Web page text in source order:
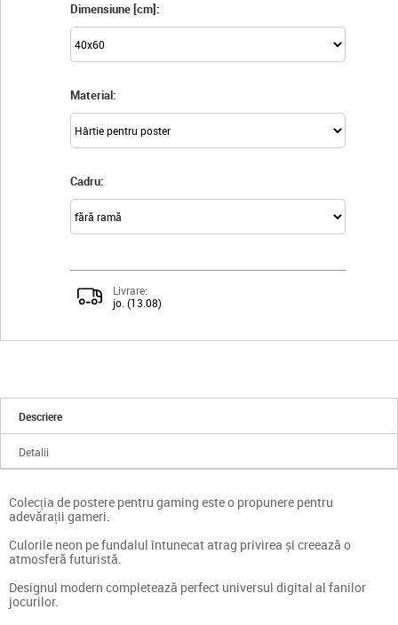
Dimensiune [cm]:
Material:
Cadru:
Livrare:
jo. (13.08)
Descriere
Detalii
Colecția de postere pentru gaming este o propunere pentru
adevărații gameri.
Culorile neon pe fundalul întunecat atrag privirea și creează o
atmosferă futuristă.
Designul modern completează perfect universul digital al fanilor
jocurilor.